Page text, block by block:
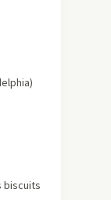
biscuits